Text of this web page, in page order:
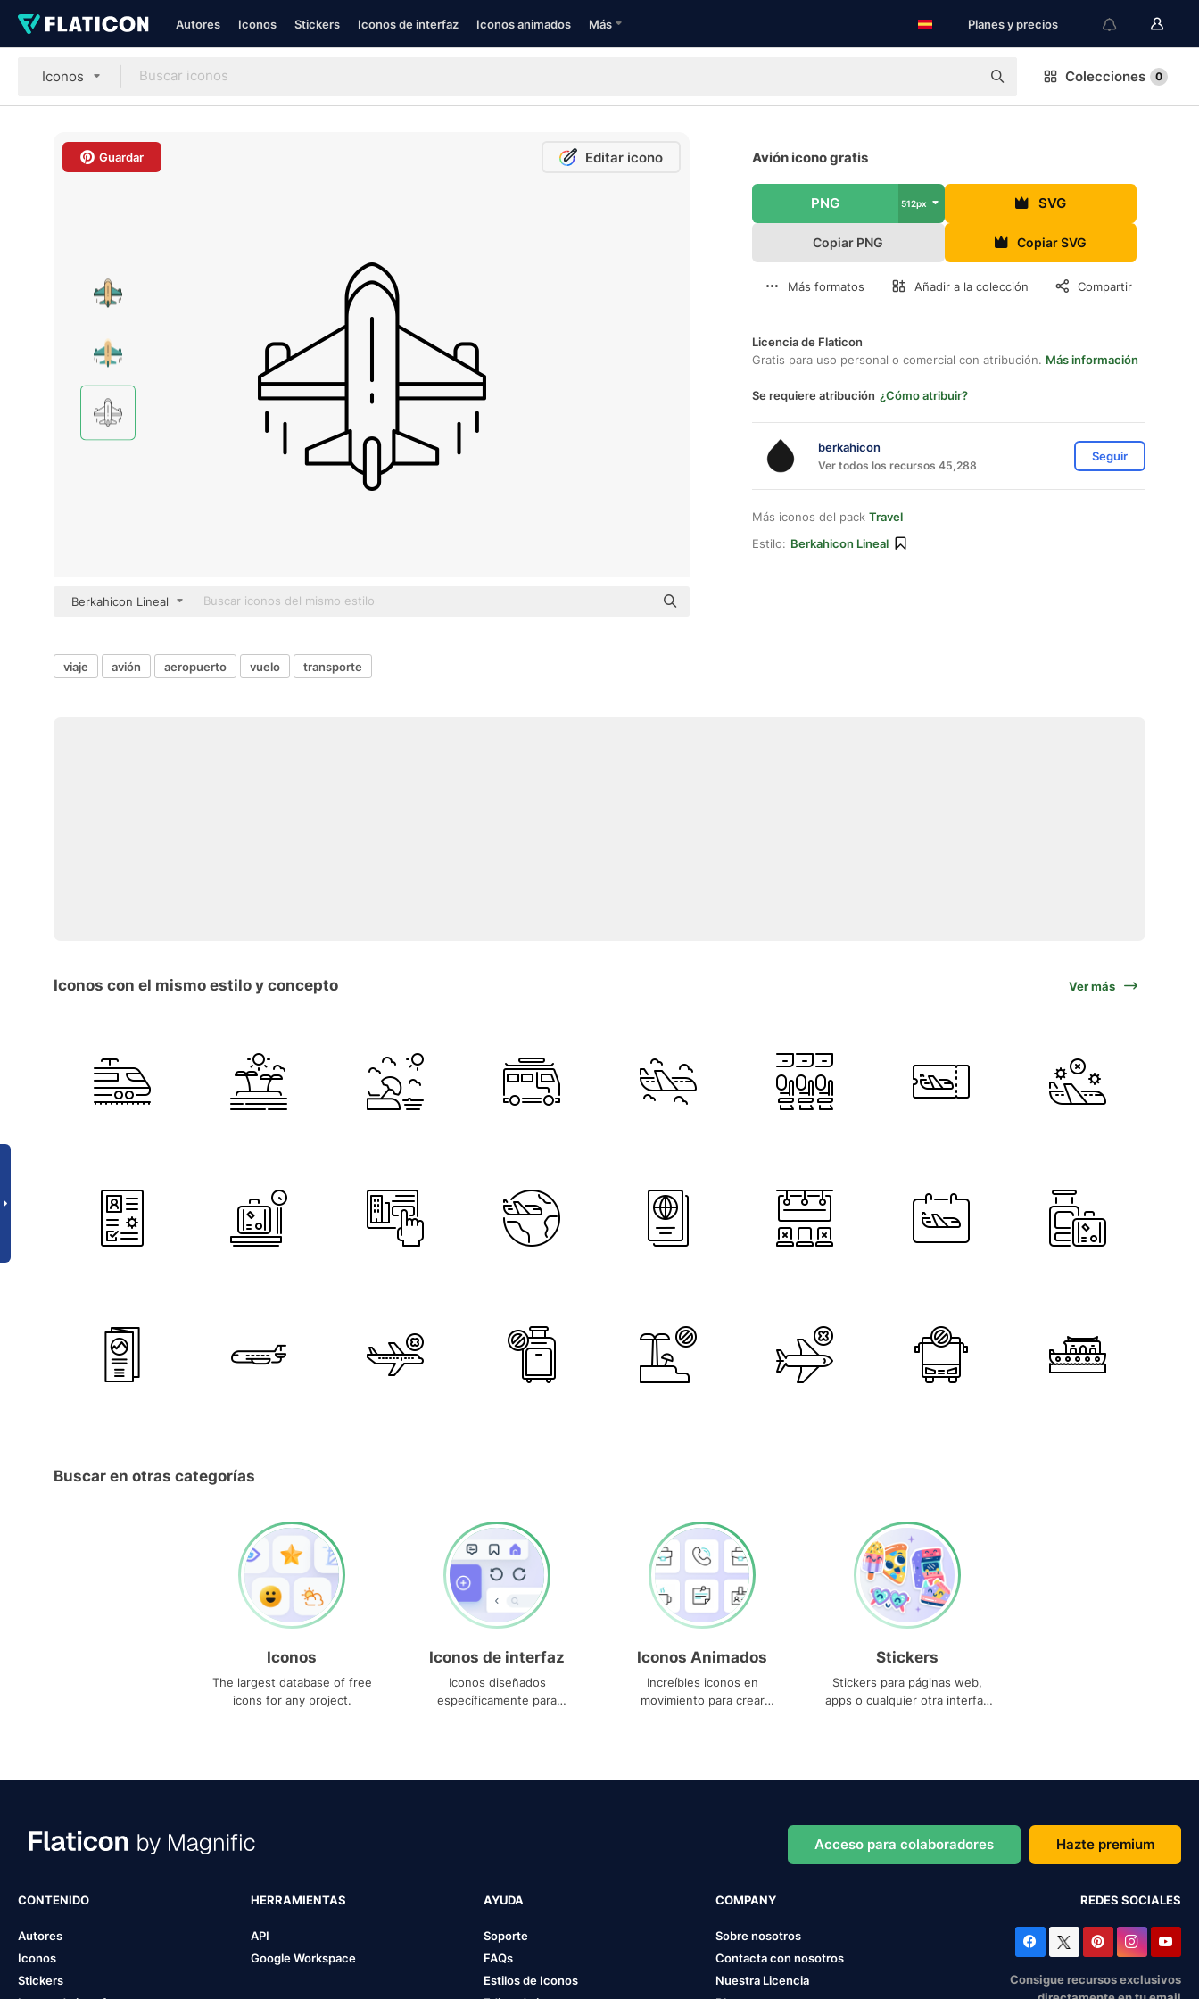
Autores Iconos Stickers Iconos de interfaz Iconos animados Más Planes y precios
Iconos Colecciones 0
Guardar Editar icono
Berkahicon Lineal
Avión icono gratis
PNG 512px SVG
Copiar PNG Copiar SVG
Más formatos Añadir a la colección Compartir
Licencia de Flaticon
Gratis para uso personal o comercial con atribución. Más información
Se requiere atribución ¿Cómo atribuir?
berkahicon
Ver todos los recursos 45,288
Seguir
Más iconos del pack Travel
Estilo: Berkahicon Lineal
viaje avión aeropuerto vuelo transporte
Iconos con el mismo estilo y concepto Ver más
Buscar en otras categorías
Iconos
The largest database of free
icons for any project.
Iconos de interfaz
Iconos diseñados
específicamente para
Iconos Animados
Increíbles iconos en
movimiento para crear
Stickers
Stickers para páginas web,
apps o cualquier otra interfaz
Acceso para colaboradores Hazte premium
CONTENIDO
Autores
Iconos
Stickers
HERRAMIENTAS
API
Google Workspace
AYUDA
Soporte
FAQs
Estilos de Iconos
COMPANY
Sobre nosotros
Contacta con nosotros
Nuestra Licencia
REDES SOCIALES
Consigue recursos exclusivos